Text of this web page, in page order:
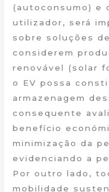
(autoconsumo) e
utilizador, será
sobre soluções
considerem
renovável (solar
o EV possa
armazenagem
consequente
benefício
minimização da
evidenciando a
Por outro lado,
mobilidade